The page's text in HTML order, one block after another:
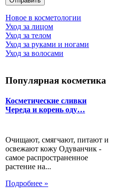
Новое в косметологии
Уход за лицом
Уход за телом
Уход за руками и ногами
Уход за волосами
Популярная косметика
Косметические сливки
Череда и корень оду…
Очищают, смягчают, питают и
освежают кожу Одуванчик -
самое распространенное
растение на...
Подробнее »